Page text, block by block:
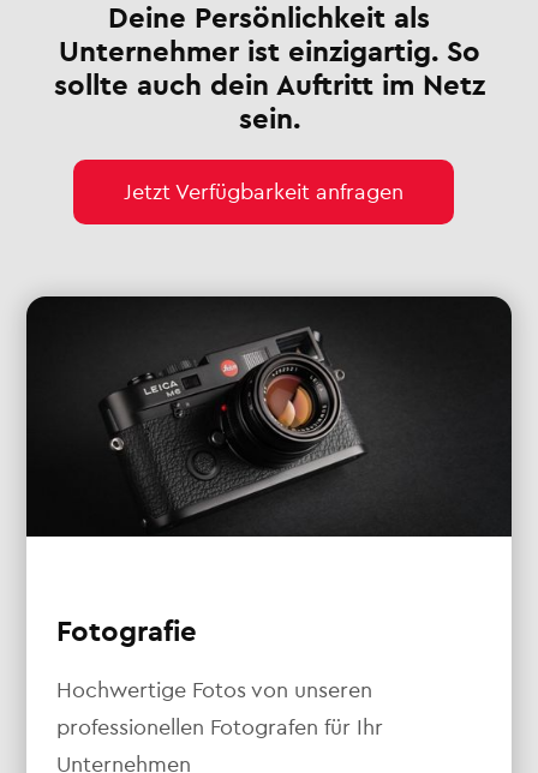
Deine Persönlichkeit als
Unternehmer ist einzigartig. So
sollte auch dein Auftritt im Netz
sein.
Jetzt Verfügbarkeit anfragen
Fotografie
Hochwertige Fotos von unseren
professionellen Fotografen für Ihr
Unternehmen